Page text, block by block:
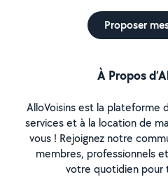
Proposer
À Propos
AlloVoisins est la plateforme
services et à la location de
vous ! Rejoignez notre
membres, professionnels
votre quotidien pour